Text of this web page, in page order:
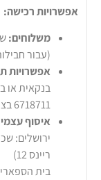
אפשרויות רכישה:
משלוחים:
(עבור חבילות עד
אפשרויות
6718711 בצירוף מספר הזמנה).
איסוף
ירושלים:
ריינס 12)
בית